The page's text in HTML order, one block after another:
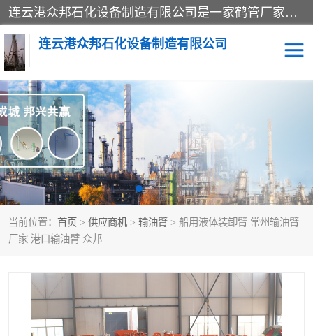
连云港众邦石化设备制造有限公司是一家鹤管厂家主营：鹤管、装车鹤管等，是致力于石油、石化等流体装卸设备(主要产品如鹤管、输油臂、脱缆钩等)的咨询、设计、制造、检测、安装指导、系统调试、维修维护等业务的公司。
连云港众邦石化设备制造有限公司
当前位置： 首页 > 供应商机 > 输油臂 > 船用液体装卸臂 常州输油臂
厂家 港口输油臂 众邦
鹤管 顶部装卸鹤管
底部装卸鹤管 LNG低温鹤管
液氨鹤管 液化气鹤管
鹤管配件 活动梯栈台
撬装系统设备 装车鹤管